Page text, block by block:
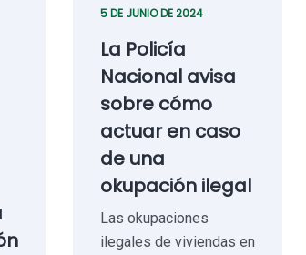
5 DE JUNIO DE 2024
La Policía
Nacional avisa
sobre cómo
actuar en caso
de una
okupación ilegal
Las okupaciones
ilegales de viviendas en